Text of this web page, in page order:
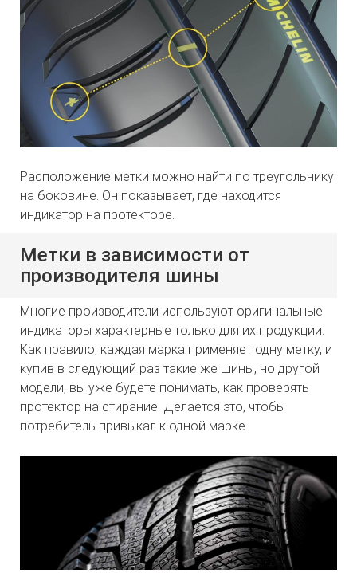
Расположение метки можно найти по треугольнику
на боковине. Он показывает, где находится
индикатор на протекторе.
Метки в зависимости от
производителя шины
Многие производители используют оригинальные
индикаторы характерные только для их продукции.
Как правило, каждая марка применяет одну метку, и
купив в следующий раз такие же шины, но другой
модели, вы уже будете понимать, как проверять
протектор на стирание. Делается это, чтобы
потребитель привыкал к одной марке.